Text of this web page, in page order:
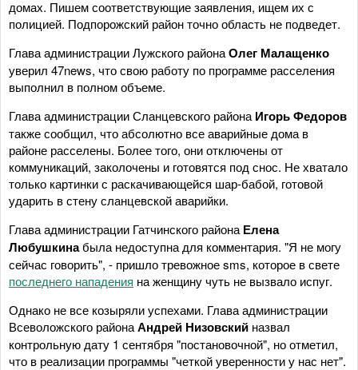
домах. Пишем соответствующие заявления, ищем их с
полицией. Подпорожский район точно область не подведет.
Глава администрации Лужского районаОлег Малащенко
уверил 47news, что свою работу по программе расселения
выполнил в полном объеме.
Глава администрации Сланцевского района Игорь Федоров
также сообщил, что абсолютно все аварийные дома в
районе расселены. Более того, они отключены от
коммуникаций, заколочены и готовятся под снос. Не хватало
только картинки с раскачивающейся шар-бабой, готовой
ударить в стену сланцевской аварийки.
Глава администрации Гатчинского района Елена
Любушкинабыла недоступна для комментария. "Я не могу
сейчас говорить", - пришло тревожное sms, которое в свете
последнего нападения на женщину чуть не вызвало испуг.
Однако не все козыряли успехами. Глава администрации
Всеволожского районаАндрей Низовский назвал
контрольную дату 1 сентября "постановочной", но отметил,
что в реализации программы "четкой уверенности у нас нет".